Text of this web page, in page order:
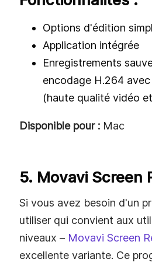
Options d'édition
Application intégrée
Enregistrements
encodage H.264
(haute qualité vidéo
Disponible pour : Mac
5. Movavi Screen
Si vous avez besoin d'un
utiliser qui convient aux
niveaux – Movavi Screen
excellente variante. Ce